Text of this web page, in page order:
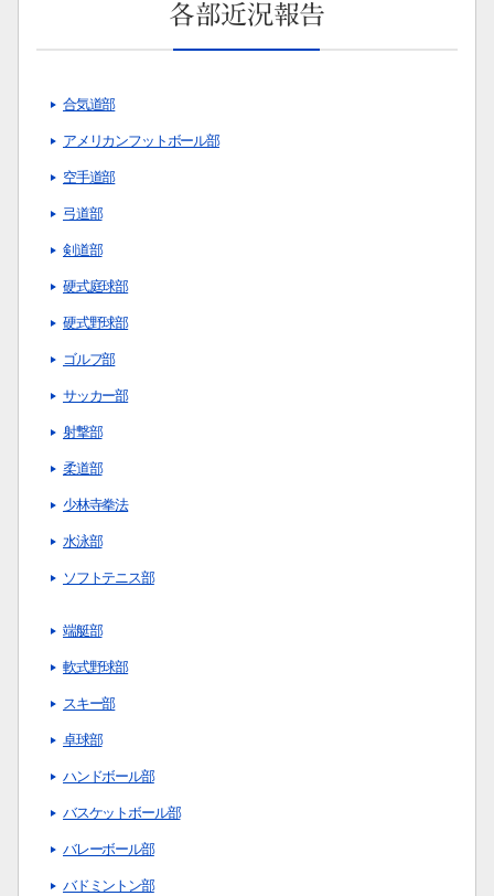
各部近況報告
合気道部
アメリカンフットボール部
空手道部
弓道部
剣道部
硬式庭球部
硬式野球部
ゴルフ部
サッカー部
射撃部
柔道部
少林寺拳法
水泳部
ソフトテニス部
端艇部
軟式野球部
スキー部
卓球部
ハンドボール部
バスケットボール部
バレーボール部
バドミントン部